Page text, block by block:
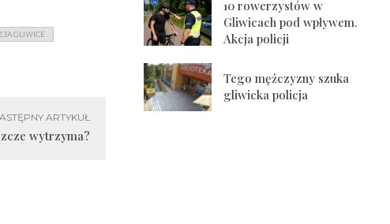
GLIWICE
ARTYKUŁ
wytrzyma?
10 rowerzystów w
Gliwicach pod wpływem.
Akcja policji
Tego mężczyzny szuka
gliwicka policja